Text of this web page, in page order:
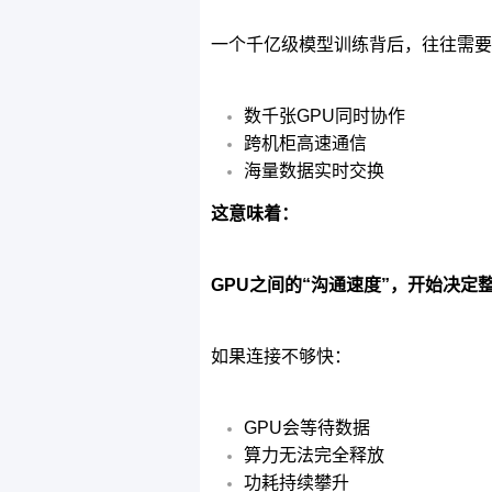
一个千亿级模型训练背后，往往需要
数千张GPU同时协作
跨机柜高速通信
海量数据实时交换
这意味着：
GPU之间的“沟通速度”，开始决定
如果连接不够快：
GPU会等待数据
算力无法完全释放
功耗持续攀升